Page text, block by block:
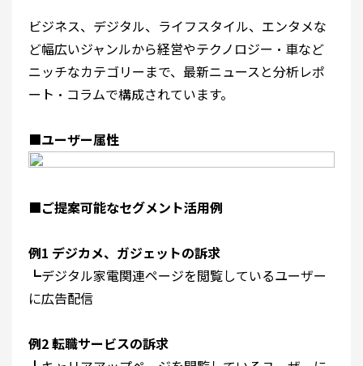
ビジネス、デジタル、ライフスタイル、エンタメな
ど幅広いジャンルから経営やテクノロジー・車など
ニッチなカテゴリーまで、最新ニュースと分析レポ
ート・コラムで構成されています。
■ユーザー属性
■ご提案可能なセグメント活用例
例1 デジカメ、ガジェットの訴求
┗デジタル家電関連ページを閲覧しているユーザー
に広告配信
例2 転職サービスの訴求